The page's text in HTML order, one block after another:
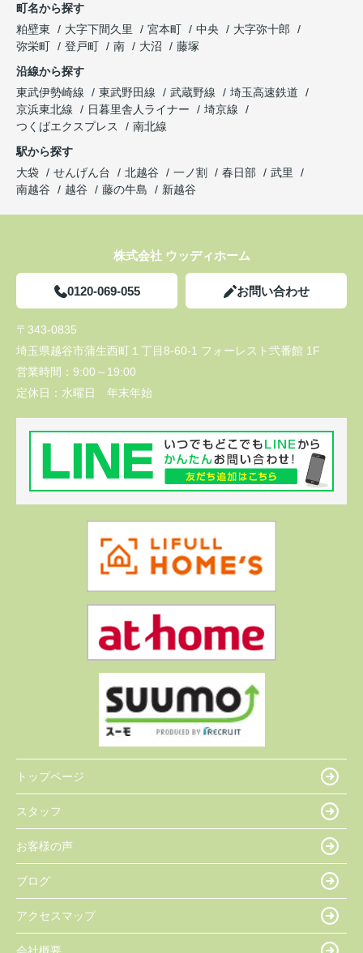
町名から探す
粕壁東
大字下間久里 宮本町 中央
大字弥十郎
弥栄町
登戸町 南 大沼
藤塚
沿線から探す
東武伊勢崎線
東武野田線 武蔵野線
埼玉高速鉄道
京浜東北線
日暮里舎人ライナー
埼京線
つくばエクスプレス
南北線
駅から探す
大袋
せんげん台 北越谷 一ノ割 春日部
武里
南越谷
越谷 藤の牛島 新越谷
株式会社 ウッディホーム
0120-069-055 お問い合わせ
〒343-0835
埼玉県越谷市蒲生西町１丁目8-60-1 フォーレスト弐番館 1F
営業時間： 9:00～19:00
定休日： 水曜日 年末年始
トップページ
スタッフ
お客様の声
ブログ
アクセスマップ
会社概要